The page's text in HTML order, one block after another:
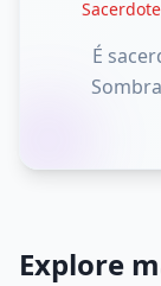
É
Explore